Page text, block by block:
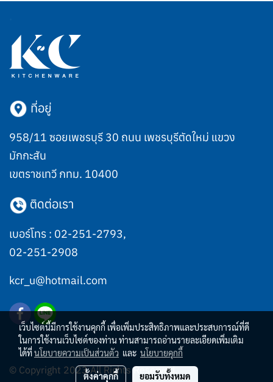
ที่อยู่
958/11 ซอยเพชรบุรี 30 ถนน เพชรบุรีตัดใหม่ แขวง
มักกะสัน
เขตราชเทวี กทม. 10400
ติดต่อเรา
เบอร์โทร : 02-251-2793,
02-251-2908
kcr_u@hotmail.com
© Copyright 2023 All Rights Reserved.
เว็บไซต์นี้มีการใช้งานคุกกี้ เพื่อเพิ่มประสิทธิภาพและประสบการณ์ที่ดี
ในการใช้งานเว็บไซต์ของท่าน ท่านสามารถอ่านรายละเอียดเพิ่มเติม
ได้ที่นโยบายความเป็นส่วนตัว และ นโยบายคุกกี้
ตั้งค่าคุกกี้ ยอมรับทั้งหมด